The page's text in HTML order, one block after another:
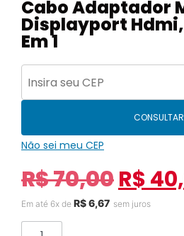
Cabo Adaptador
Displayport Hdmi,
Em 1
CONSULTAR
Não sei meu CEP
R$70,00R$
Em até 6x de R$6,67 sem juros